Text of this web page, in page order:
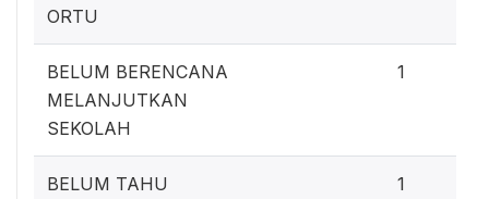
ORTU
BELUM BERENCANA
MELANJUTKAN
SEKOLAH
1
BELUM TAHU
1